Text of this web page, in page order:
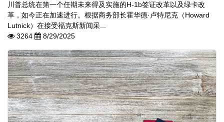
川普总统在第一个任期未来得及实施的H-1b签证改革以及绿卡改
革，如今正在加速进行。根据商务部长霍华德·卢特尼克（Howard
Lutnick）在接受福克斯新闻采...
3264
8/29/2025